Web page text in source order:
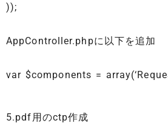
));
AppController.phpに以下を追加
var $components =
5.pdf用のctp作成